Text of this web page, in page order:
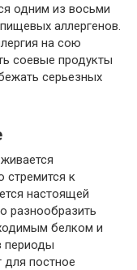
одним из восьми
аллергенов.
на сою
соевые продукты
серьезных
стремится к
настоящей
разнообразить
белком и
периоды
для постное